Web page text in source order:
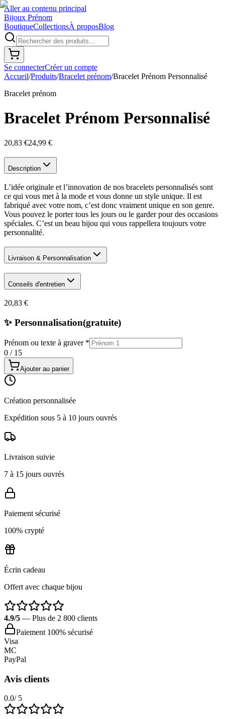
Aller au contenu principal
Bijoux Prénom
BoutiqueCollectionsÀ proposBlog
Se connecterCréer un compte
Accueil/Produits/Bracelet prénom/Bracelet Prénom Personnalisé
Bracelet prénom
Bracelet Prénom Personnalisé
20,83 €24,99 €
Description
L’idée originale et l’innovation de nos bracelets personnalisés sont
ce qui vous met à la mode et vous donne un style unique. Il est
fabriqué avec votre nom, c’est donc vraiment unique en son genre.
Vous pouvez le porter tous les jours ou le garder pour des occasions
spéciales. C’est un beau bijou qui vous rappellera toujours votre
personnalité.
Livraison & Personnalisation
Conseils d'entretien
20,83 €
✨ Personnalisation(gratuite)
Prénom ou texte à graver *
0 / 15
Ajouter au panier
Création personnalisée
Expédition sous 5 à 10 jours ouvrés
Livraison suivie
7 à 15 jours ouvrés
Paiement sécurisé
100% crypté
Écrin cadeau
Offert avec chaque bijou
4.9/5 — Plus de 2 800 clients
Paiement 100% sécurisé
Visa
MC
PayPal
Avis clients
0.0/ 5